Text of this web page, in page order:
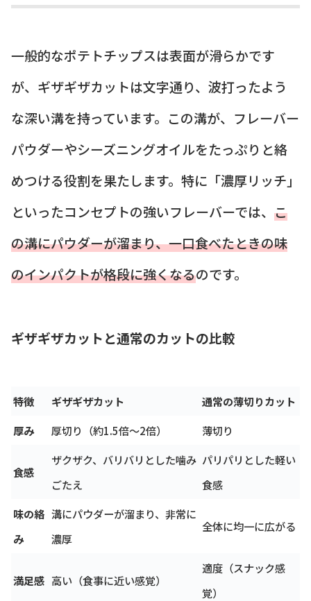
一般的なポテトチップスは表面が滑らかです
が、ギザギザカットは文字通り、波打ったよう
な深い溝を持っています。この溝が、フレーバー
パウダーやシーズニングオイルをたっぷりと絡
めつける役割を果たします。特に「濃厚リッチ」
といったコンセプトの強いフレーバーでは、 こ
の溝にパウダーが溜まり、一口食べたときの味
のインパクトが格段に強くなるのです。
ギザギザカットと通常のカットの比較
特徴 ギザギザカット
通常の薄切りカット
厚み
厚切り（約1.5倍～2倍） 薄切り
食感
ザクザク、バリバリとした噛み
ごたえ
パリパリとした軽い
食感
味の絡
み
溝にパウダーが溜まり、非常に
濃厚
全体に均一に広がる
満足感 高い（食事に近い感覚）
適度（スナック感
覚）